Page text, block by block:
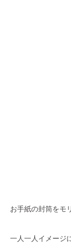
お手紙の封筒をモ
一人一人イメージ